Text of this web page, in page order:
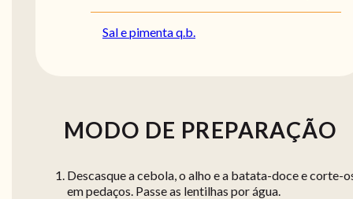
Sal e pimenta q.b.
MODO DE PREPARAÇÃO
Descasque a cebola, o alho e a batata-doce e corte-
em pedaços. Passe as lentilhas por água.